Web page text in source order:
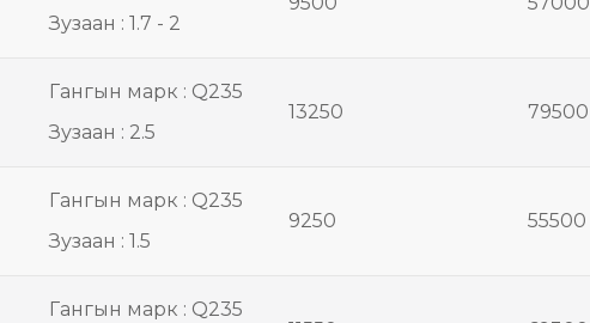
Зузаан : 1.7 - 2
Гангын марк : Q235
Зузаан : 2.5
13250 79500
Гангын марк : Q235
Зузаан : 1.5
9250 55500
Гангын марк : Q235